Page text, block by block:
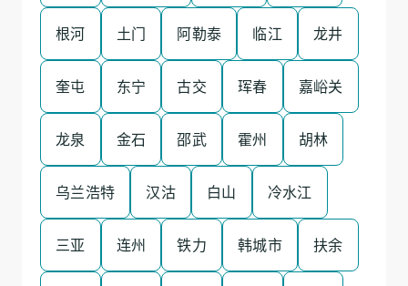
根河 土门 阿勒泰 临江 龙井
奎屯 东宁 古交 珲春 嘉峪关
龙泉 金石 邵武 霍州 胡林
乌兰浩特 汉沽 白山 冷水江
三亚 连州 铁力 韩城市 扶余